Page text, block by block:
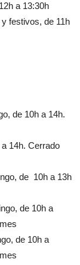
a 13:30h
festivos, de 11h
de 10h a 14h.
14h. Cerrado
de 10h a 13h
de 10h a
de 10h a